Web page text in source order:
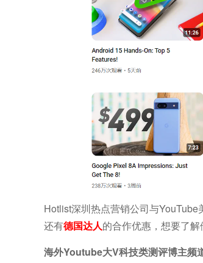
Hotlist深圳热点营销公司与
还有德国达人的合作优惠，想要了
海外Youtube大V科技类测评博主频